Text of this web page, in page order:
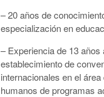
– 20 años de
especialización en
– Experiencia de 13
establecimiento de
internacionales en el
humanos de programas